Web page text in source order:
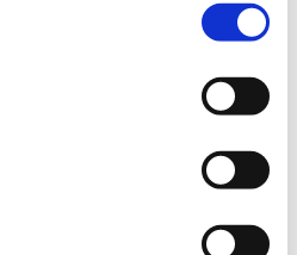
Sie auch